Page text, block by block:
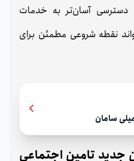
دسترسی آسان‌تر به خدمات
نقطه شروعی مطمئن برای
سامان
جدید تامین اجتماعی